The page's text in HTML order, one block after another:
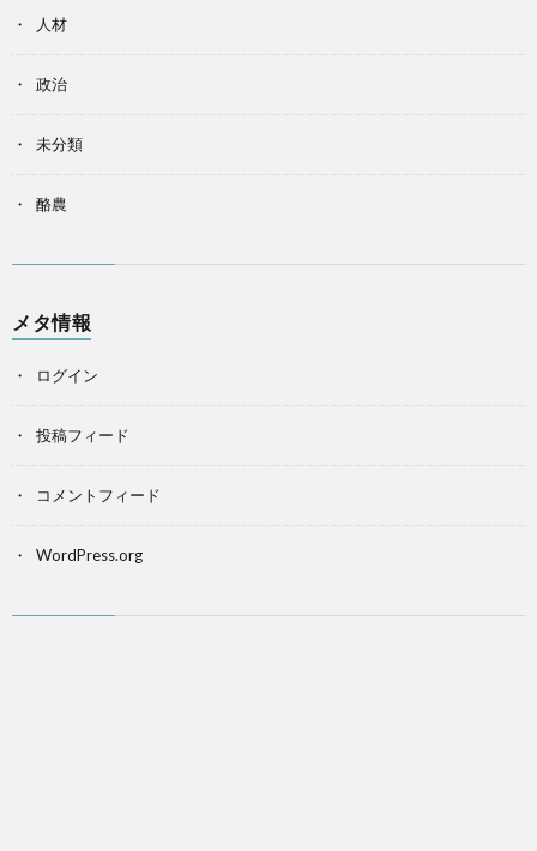
人材
政治
未分類
酪農
メタ情報
ログイン
投稿フィード
コメントフィード
WordPress.org